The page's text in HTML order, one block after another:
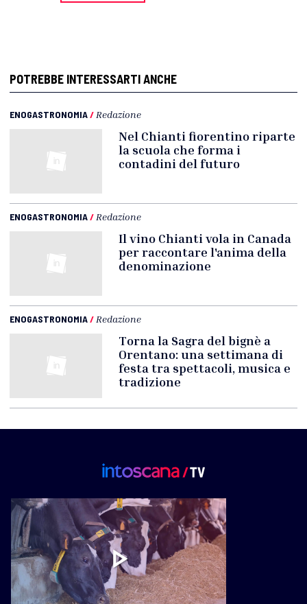
POTREBBE INTERESSARTI ANCHE
ENOGASTRONOMIA/ Redazione
Nel Chianti fiorentino riparte
la scuola che forma i
contadini del futuro
ENOGASTRONOMIA/ Redazione
Il vino Chianti vola in Canada
per raccontare l'anima della
denominazione
ENOGASTRONOMIA/ Redazione
Torna la Sagra del bignè a
Orentano: una settimana di
festa tra spettacoli, musica e
tradizione